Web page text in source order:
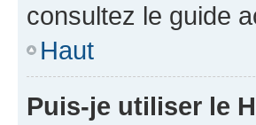
consultez le guide
Haut
Puis-je utiliser le